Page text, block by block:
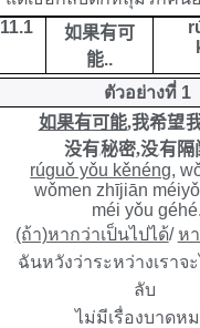
11.1
如果有可
能..
ตัวอย่างที่ 1
如果有可能,我希望
没有秘密,没有隔
rúguǒ yǒu kěnéng,
wǒmen zhījiān
méi yǒu
(ถ้า)หากว่าเป็นไปได้/ ห
ฉันหวังว่าระหว่างเราจ
ลับ
ไม่มีเรื่องบาดห